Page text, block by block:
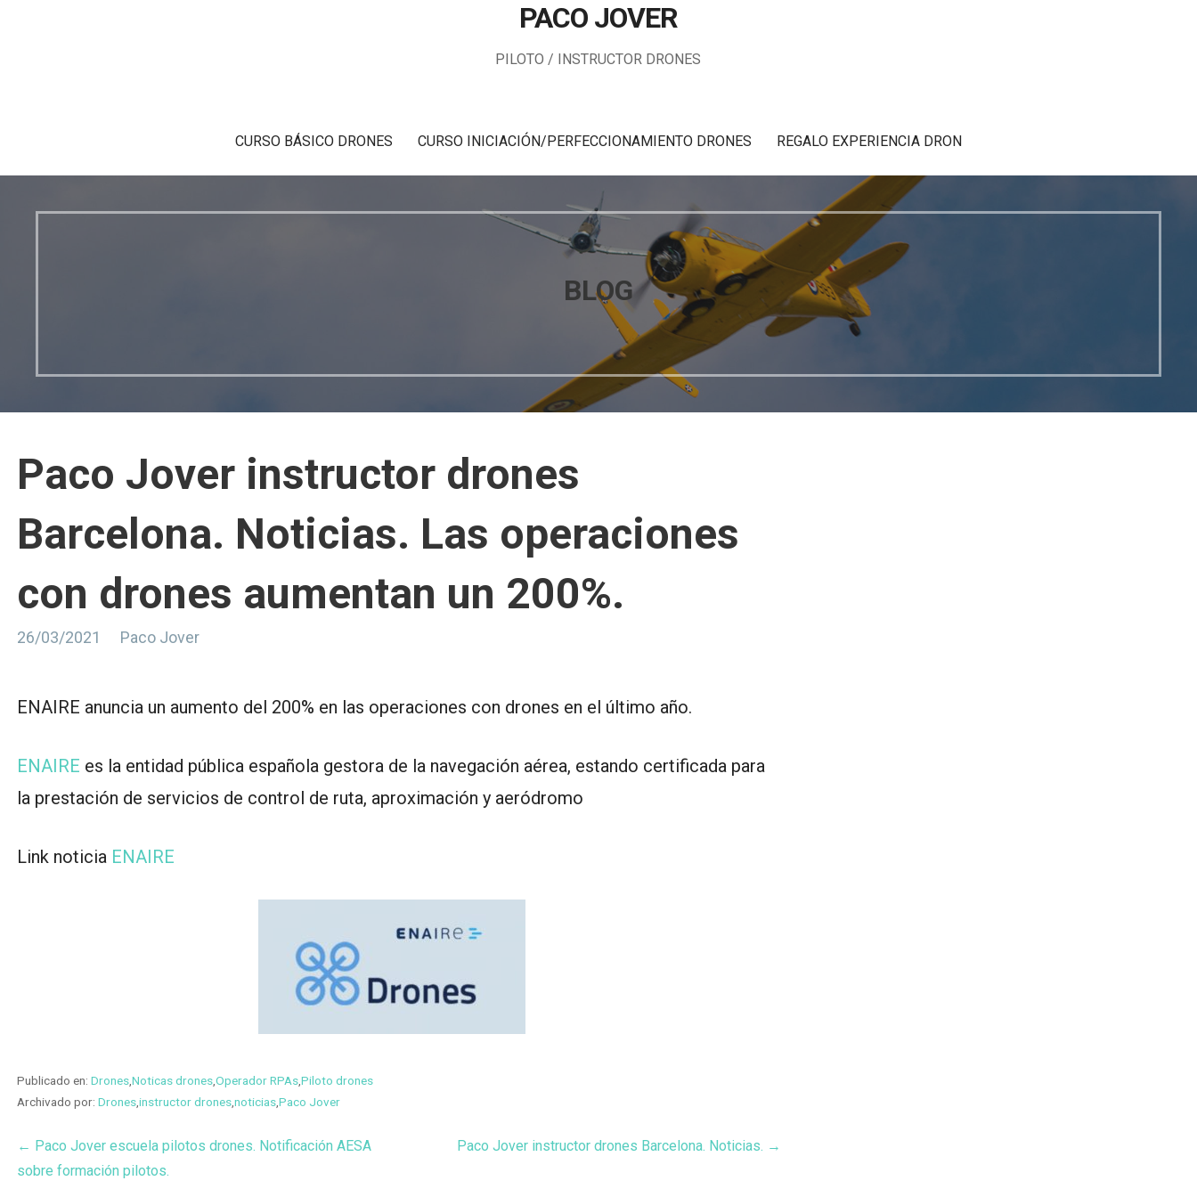
PACO JOVER
PILOTO / INSTRUCTOR DRONES
CURSO BÁSICO DRONES CURSO INICIACIÓN/PERFECCIONAMIENTO DRONES REGALO EXPERIENCIA DRON
BLOG
Paco Jover instructor drones
Barcelona. Noticias. Las operaciones
con drones aumentan un 200%.
26/03/2021 Paco Jover
ENAIRE anuncia un aumento del 200% en las operaciones con drones en el último año.
ENAIRE es la entidad pública española gestora de la navegación aérea, estando certificada para
la prestación de servicios de control de ruta, aproximación y aeródromo
Link noticia ENAIRE
Publicado en: Drones,Noticas drones,Operador RPAs,Piloto drones
Archivado por: Drones,instructor drones,noticias,Paco Jover
Navegación
← Paco Jover escuela pilotos drones. Notificación AESA
sobre formación pilotos.
Paco Jover instructor drones Barcelona. Noticias. →